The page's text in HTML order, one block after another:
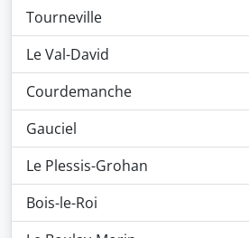
Tourneville
Le Val-David
Courdemanche
Gauciel
Le Plessis-Grohan
Bois-le-Roi